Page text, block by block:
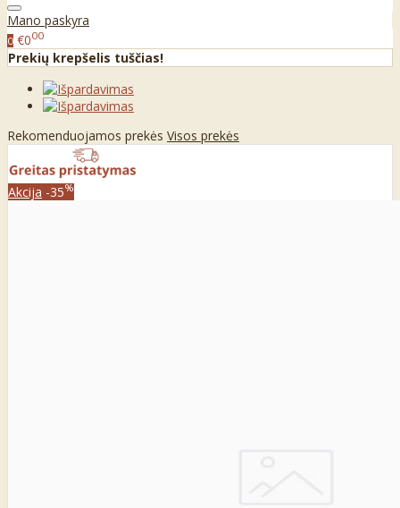
Mano paskyra
0 €000
Prekių krepšelis tuščias!
Rekomenduojamos prekės Visos prekės
Akcija -35%